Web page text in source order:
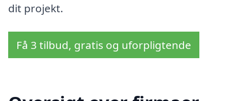
dit projekt.
Få 3 tilbud, gratis og uforpligtende